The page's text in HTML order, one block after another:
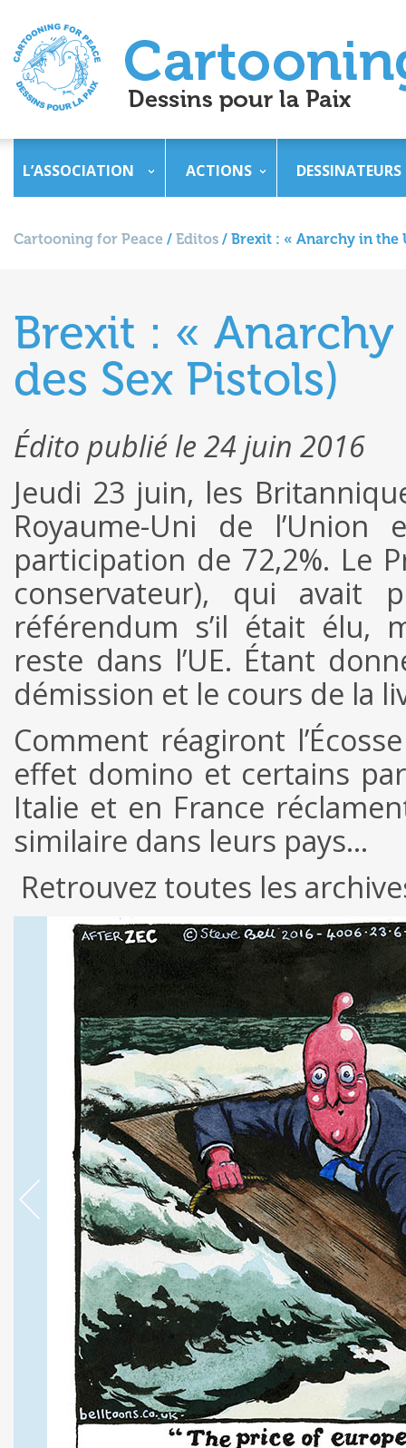
L’ASSOCIATION ACTIONS DESSINATEURS
Cartooning for Peace / Editos / Brexit : « Anarchy in the
Brexit : «
des Sex Pistols)
Édito publié le 24 juin 2016
Jeudi 23 juin, les
Royaume-Uni de
participation de 72,2%. Le
conservateur), qui avait
référendum s’il était élu,
reste dans l’UE. Étant
démission et le cours de la
Comment réagiront
effet domino et certains
Italie et en France
similaire dans leurs pays…
Retrouvez toutes les